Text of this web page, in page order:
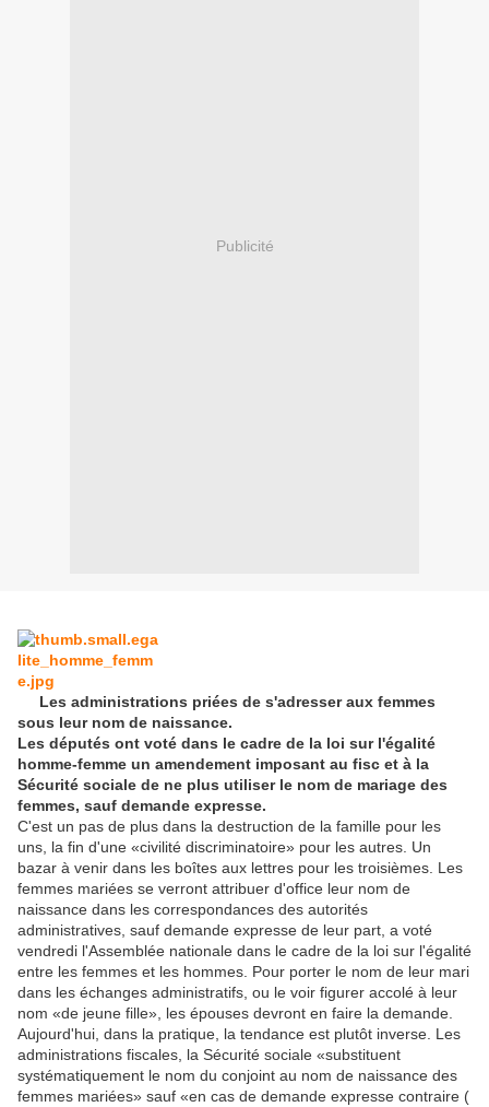
Publicité
Les administrations priées de s'adresser aux femmes
sous leur nom de naissance.
Les députés ont voté dans le cadre de la loi sur l'égalité
homme-femme un amendement imposant au fisc et à la
Sécurité sociale de ne plus utiliser le nom de mariage des
femmes, sauf demande expresse.
C'est un pas de plus dans la destruction de la famille pour les
uns, la fin d'une «civilité discriminatoire» pour les autres. Un
bazar à venir dans les boîtes aux lettres pour les troisièmes. Les
femmes mariées se verront attribuer d'office leur nom de
naissance dans les correspondances des autorités
administratives, sauf demande expresse de leur part, a voté
vendredi l'Assemblée nationale dans le cadre de la loi sur l'égalité
entre les femmes et les hommes. Pour porter le nom de leur mari
dans les échanges administratifs, ou le voir figurer accolé à leur
nom «de jeune fille», les épouses devront en faire la demande.
Aujourd'hui, dans la pratique, la tendance est plutôt inverse. Les
administrations fiscales, la Sécurité sociale «substituent
systématiquement le nom du conjoint au nom de naissance des
femmes mariées» sauf «en cas de demande expresse contraire (